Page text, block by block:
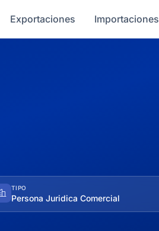
Exportaciones Importaciones
TIPO
Persona Juridica Comercial